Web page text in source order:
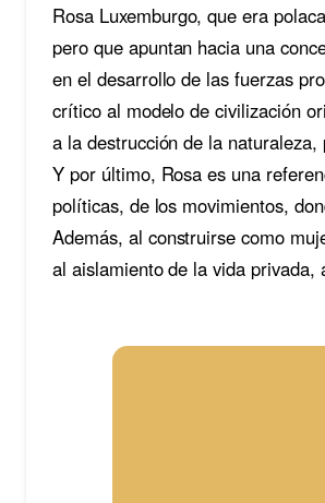
Rosa Luxemburgo, que era
pero que apuntan hacia una
en el desarrollo de las fuerzas
crítico al modelo de civilización
a la destrucción de la
Y por último, Rosa es una
políticas, de los movimientos,
Además, al construirse como
al aislamiento de la vida